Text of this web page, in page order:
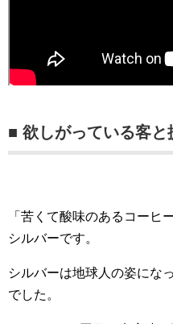
■ 欲しがっている客
「苦くて酸味のあるコーヒ
シルバーです。
シルバーは地球人の姿にな
でした。